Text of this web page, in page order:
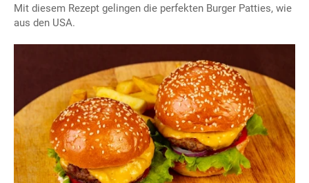
Mit diesem Rezept gelingen die perfekten Burger Patties, wie
aus den USA.